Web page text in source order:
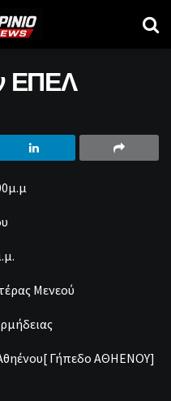
ΕΠΕΛ
Μενεού
Γήπεδο ΑΘΗΕΝΟΥ]